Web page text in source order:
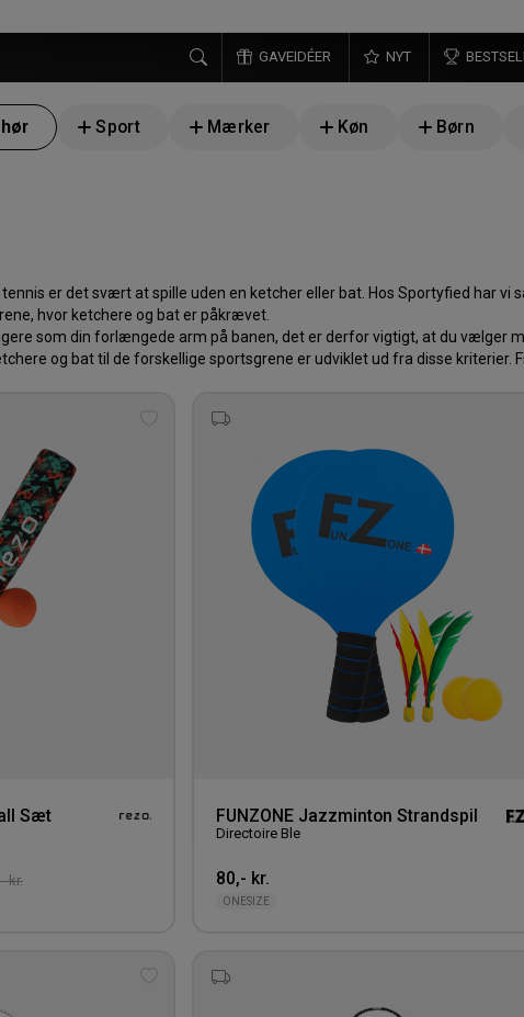
GAVEIDÉER NYT
Sport Mærker Køn Børn
tennis er det svært at spille uden en ketcher eller bat. Hos Sportyfied har
hvor ketchere og bat er påkrævet.
som din forlængede arm på banen, det er derfor vigtigt, at du vælger
og bat til de forskellige sportsgrene er udviklet ud fra disse
Sæt
kr.
FUNZONE Jazzminton Strandspil
Directoire Ble
80,- kr.
ONESIZE